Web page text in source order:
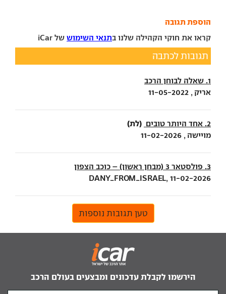
הוספת תגובה
קראו את חוקי הקהילה שלנו בתנאי השימוש של iCar
תגובות לכתבה
1. שאלה לבוחן הרכב
אריק , 11-05-2022
2. אחד היותר טובים (לת)
מויישה , 11-02-2026
3. פולסטאר 3 (מבחן ראשון) – כוכב הצפון
DANY_FROM_ISRAEL, 11-02-2026
טען תגובות נוספות
הירשמו לקבלת עדכונים ומבצעים בעולם הרכב